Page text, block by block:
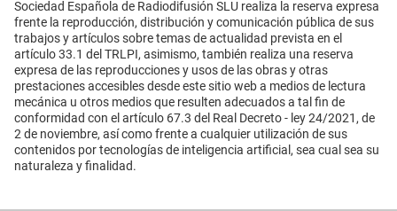
Sociedad Española de Radiodifusión SLU realiza la reserva expresa
frente la reproducción, distribución y comunicación pública de sus
trabajos y artículos sobre temas de actualidad prevista en el
artículo 33.1 del TRLPI, asimismo, también realiza una reserva
expresa de las reproducciones y usos de las obras y otras
prestaciones accesibles desde este sitio web a medios de lectura
mecánica u otros medios que resulten adecuados a tal fin de
conformidad con el artículo 67.3 del Real Decreto - ley 24/2021, de
2 de noviembre, así como frente a cualquier utilización de sus
contenidos por tecnologías de inteligencia artificial, sea cual sea su
naturaleza y finalidad.